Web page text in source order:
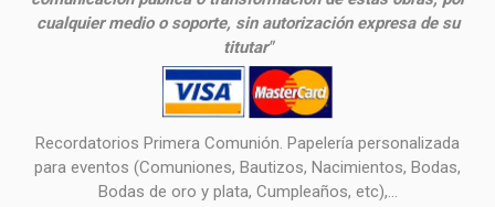
cualquier medio o soporte, sin autorización expresa de su
titutar"
Recordatorios Primera Comunión. Papelería personalizada
para eventos (Comuniones, Bautizos, Nacimientos, Bodas,
Bodas de oro y plata, Cumpleaños, etc),...